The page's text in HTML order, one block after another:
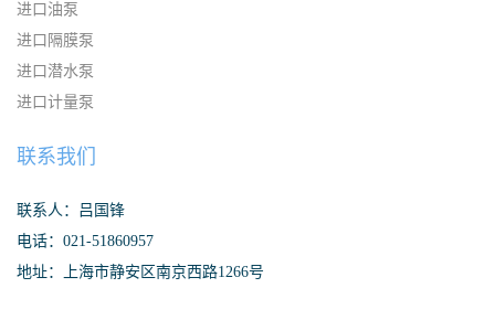
进口油泵
进口隔膜泵
进口潜水泵
进口计量泵
联系我们
联系人：吕国锋
电话：021-51860957
地址：上海市静安区南京西路1266号